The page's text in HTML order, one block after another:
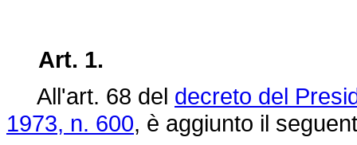
Art. 1.
All'art. 68 del decreto del
1973, n. 600, è aggiunto il